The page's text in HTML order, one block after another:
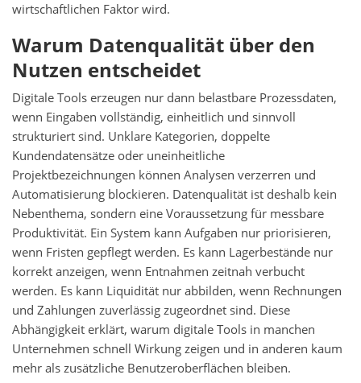
wirtschaftlichen Faktor wird.
Warum Datenqualität über den
Nutzen entscheidet
Digitale Tools erzeugen nur dann belastbare Prozessdaten,
wenn Eingaben vollständig, einheitlich und sinnvoll
strukturiert sind. Unklare Kategorien, doppelte
Kundendatensätze oder uneinheitliche
Projektbezeichnungen können Analysen verzerren und
Automatisierung blockieren. Datenqualität ist deshalb kein
Nebenthema, sondern eine Voraussetzung für messbare
Produktivität. Ein System kann Aufgaben nur priorisieren,
wenn Fristen gepflegt werden. Es kann Lagerbestände nur
korrekt anzeigen, wenn Entnahmen zeitnah verbucht
werden. Es kann Liquidität nur abbilden, wenn Rechnungen
und Zahlungen zuverlässig zugeordnet sind. Diese
Abhängigkeit erklärt, warum digitale Tools in manchen
Unternehmen schnell Wirkung zeigen und in anderen kaum
mehr als zusätzliche Benutzeroberflächen bleiben.